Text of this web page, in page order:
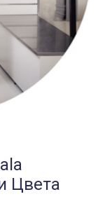
Цвета